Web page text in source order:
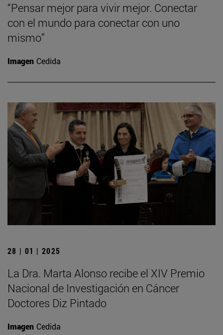
“Pensar mejor para vivir mejor. Conectar
con el mundo para conectar con uno
mismo”
Imagen Cedida
28 | 01 | 2025
La Dra. Marta Alonso recibe el XIV Premio
Nacional de Investigación en Cáncer
Doctores Diz Pintado
Imagen Cedida